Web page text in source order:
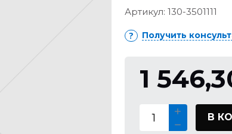
Артикул: 130-3501111
Получить
1
В